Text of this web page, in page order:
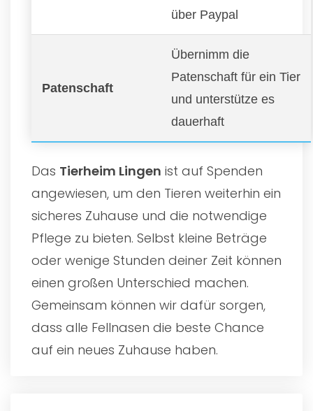
über Paypal
Patenschaft
Übernimm die
Patenschaft für ein Tier
und unterstütze es
dauerhaft
Das Tierheim Lingen ist auf Spenden
angewiesen, um den Tieren weiterhin ein
sicheres Zuhause und die notwendige
Pflege zu bieten. Selbst kleine Beträge
oder wenige Stunden deiner Zeit können
einen großen Unterschied machen.
Gemeinsam können wir dafür sorgen,
dass alle Fellnasen die beste Chance
auf ein neues Zuhause haben.